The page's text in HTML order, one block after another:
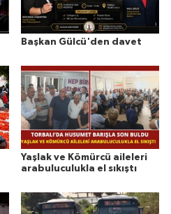
Başkan Gülcü'den davet
Yaşlak ve Kömürcü aileleri
arabuluculukla el sıkıştı